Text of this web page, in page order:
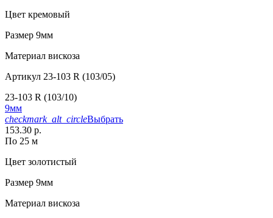
Цвет кремовый
Размер 9мм
Материал вискоза
Артикул 23-103 R (103/05)
23-103 R (103/10)
9мм
checkmark_alt_circleВыбрать
153.30 р.
По 25 м
Цвет золотистый
Размер 9мм
Материал вискоза